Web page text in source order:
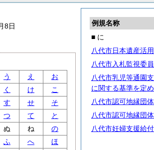
例規名称
■ に
八代市日本遺産活
八代市入札監視委
八代市乳児等通園
に関する基準を定
八代市認可地縁団
八代市認可地縁団
八代市妊婦支援給
8日
う え
お
く け
こ
す せ
そ
つ て
と
ぬ ね
の
ふ へ
ほ